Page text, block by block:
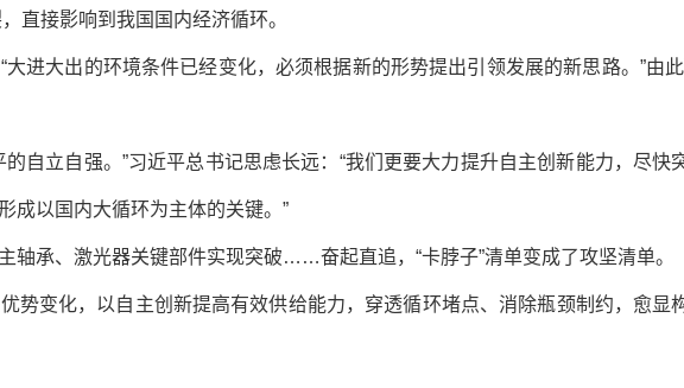
直接影响到我国国内经济循环。
进大出的环境条件已经变化，必须根据新的形势提出引领发展的新思路。”由
自立自强。”习近平总书记思虑长远：“我们更要大力提升自主创新能力，尽快
成以国内大循环为主体的关键。”
轴承、激光器关键部件实现突破……奋起直追，“卡脖子”清单变成了攻坚清单。
势变化，以自主创新提高有效供给能力，穿透循环堵点、消除瓶颈制约，愈显